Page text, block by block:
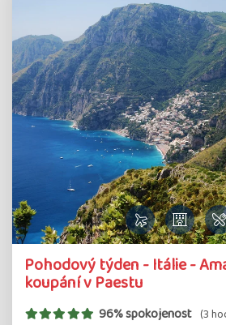
Pohodový týden - Itálie -
koupání v Paestu
96% spokojenost (3